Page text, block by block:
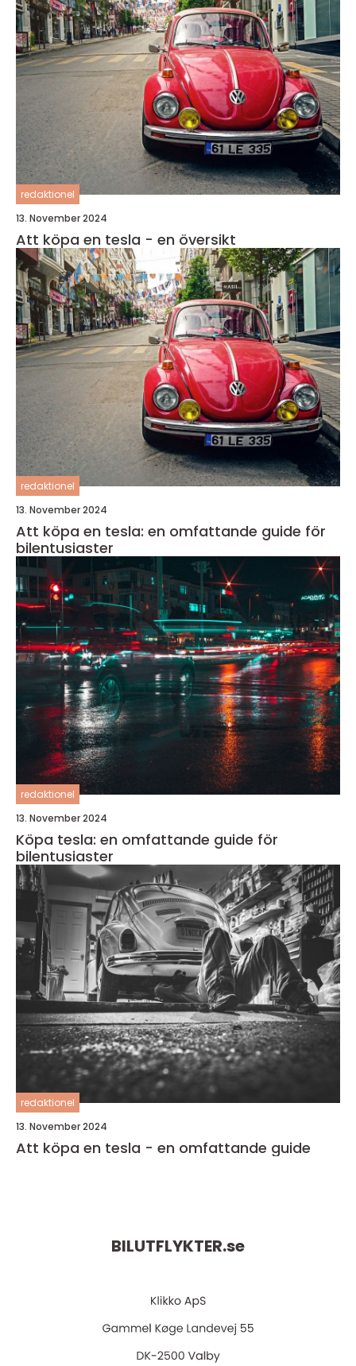
redaktionel
13. November 2024
Att köpa en tesla - en översikt
redaktionel
13. November 2024
Att köpa en tesla: en omfattande guide för
bilentusiaster
redaktionel
13. November 2024
Köpa tesla: en omfattande guide för
bilentusiaster
redaktionel
13. November 2024
Att köpa en tesla - en omfattande guide
BILUTFLYKTER.se